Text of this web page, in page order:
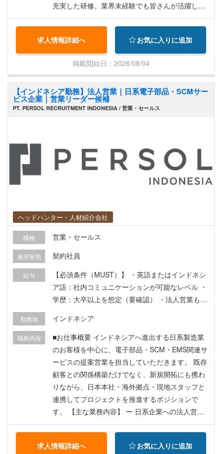
充実した研修。業界未経験でも皆さんが活躍しや
すい職場環境。 ・リーダー・SV・マネージャーへ
のキャリアアップも目指せます。
求人情報詳細へ
お気に入りに追加
掲載開始日：2026/08/04
【インドネシア勤務】法人営業｜日系電子部品・SCMサー
ビス企業｜営業リーダー候補
PT. PERSOL RECRUITMENT INDONESIA / 営業・セールス
ヘッドハンター・人材紹介会社
職種 営業・セールス
雇用形態 契約社員
給与
【必須条件（MUST）】 ・英語またはインドネシ
ア語：社内コミュニケーションが可能なレベル ・
学歴：大卒以上を想定（要確認） ・法人営業もし
の基本操作 【歓迎条件（WANT）】 ・電子部品、
EMS、商社または製造業での営業経験、営業事
務、カスタマーサービス等の実務経験 ・インドネ
シアまたは海外での就業経験 【その他、求める人
物像】 ・顧客や社内関係者に対して、丁寧かつ迅
速に対応できる方 ・主体性に物事を考え、業務を
進められる方 ・責任感があり、長期的にインドネ
シアで勤務する意欲のある方
勤務地 インドネシア
職務内容
■お仕事概要 インドネシアへ進出する日系製造業
のお客様を中心に、電子部品・SCM・EMS関連サ
ービスの提案営業を担当していただきます。 既存
顧客との関係構築だけでなく、新規開拓にも携わ
りながら、日本本社・海外拠点・現地スタッフと
連携してプロジェクトを推進するポジションで
す。 【主な業務内容】 ー 日系企業への法人営業
（既存顧客・新規顧客） ー 顧客ニーズのヒアリン
グ・課題解決提案 ー 見積作成・価格交渉・受発注
管理 ー 納期・在庫・物流・品質に関するフォロー
求人情報詳細へ お気に入りに追加